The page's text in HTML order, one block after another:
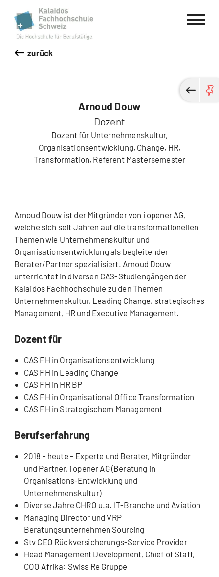
Kalaidos Fachhochschule Schweiz
zurück
Arnoud Douw
Dozent
Dozent für Unternehmenskultur,
Organisationsentwicklung, Change, HR,
Transformation, Referent Mastersemester
Arnoud Douw ist der Mitgründer von i opener AG,
welche sich seit Jahren auf die transformationellen
Themen wie Unternehmenskultur und
Organisationsentwicklung als begleitender
Berater/Partner spezialisiert. Arnoud Douw
unterrichtet in diversen CAS-Studiengängen der
Kalaidos Fachhochschule zu den Themen
Unternehmenskultur, Leading Change, strategisches
Management, HR und Executive Management.
Dozent für
CAS FH in Organisationsentwicklung
CAS FH in Leading Change
CAS FH in HR BP
CAS FH in Organisational Office Transformation
CAS FH in Strategischem Management
Berufserfahrung
2018 - heute – Experte und Berater, Mitgründer
und Partner, i opener AG (Beratung in
Organisations-Entwicklung und
Unternehmenskultur)
Diverse Jahre CHRO u.a. IT-Branche und Aviation
Managing Director und VRP
Beratungsunternehmen Sourcing
Stv CEO Rückversicherungs-Service Provider
Head Management Development, Chief of Staff,
COO Afrika: Swiss Re Gruppe